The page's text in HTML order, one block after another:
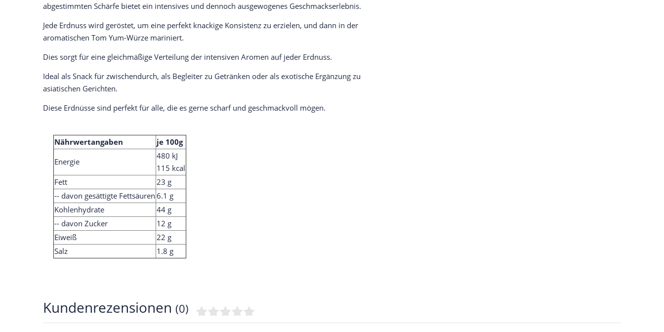
abgestimmten Schärfe bietet ein intensives und dennoch ausgewogenes Geschmackserlebnis.
Jede Erdnuss wird geröstet, um eine perfekt knackige Konsistenz zu erzielen, und dann in der
aromatischen Tom Yum-Würze mariniert.
Dies sorgt für eine gleichmäßige Verteilung der intensiven Aromen auf jeder Erdnuss.
Ideal als Snack für zwischendurch, als Begleiter zu Getränken oder als exotische Ergänzung zu
asiatischen Gerichten.
Diese Erdnüsse sind perfekt für alle, die es gerne scharf und geschmackvoll mögen.
Nährwertangaben
je 100g
Energie
480 kJ
115 kcal
Fett
23 g
-- davon gesättigte Fettsäuren6.1 g
Kohlenhydrate
44 g
-- davon Zucker
12 g
Eiweiß
22 g
Salz
1.8 g
Kundenrezensionen (0)